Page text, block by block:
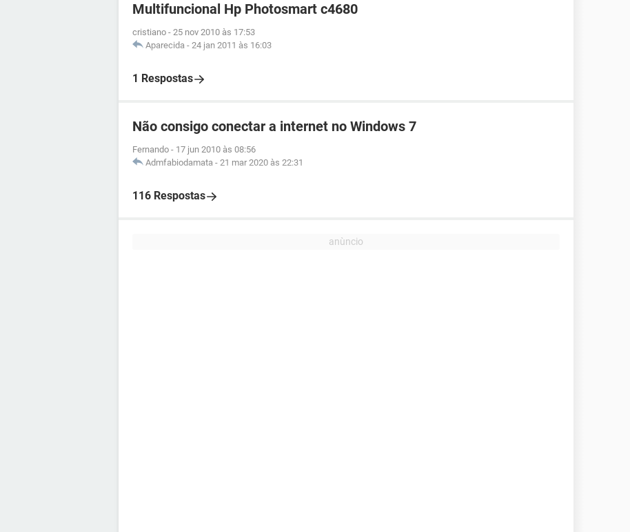
Multifuncional Hp Photosmart c4680
cristiano - 25 nov 2010 às 17:53
Aparecida - 24 jan 2011 às 16:03
1 Respostas
Não consigo conectar a internet no Windows 7
Fernando - 17 jun 2010 às 08:56
Admfabiodamata - 21 mar 2020 às 22:31
116 Respostas